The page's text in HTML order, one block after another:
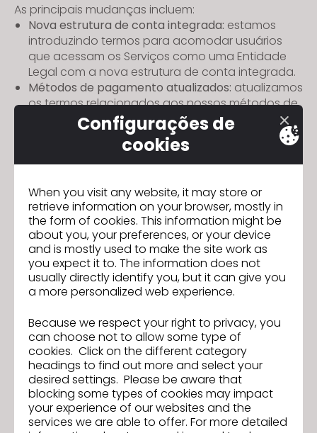
As principais mudanças incluem:
Nova estrutura de conta integrada: estamos
introduzindo termos para acomodar usuários
que acessam os Serviços como uma Entidade
Legal com a nova estrutura de conta integrada.
Métodos de pagamento atualizados: atualizamos
os termos relacionados aos nossos métodos de
pagamento para oferecer opções mais flexíveis
para nossos usuários.
Seu uso continuado do Serviço após a Data Efetiva
Obrigado por seu apoio contínuo e por ser um
usuário valioso do CLO.
Anterior
Join us for the CLO 2024.2 New
Features Webinar!
Básica
IR PARA A LISTA
Configurações de
cookies
When you visit any website, it may store or
retrieve information on your browser, mostly in
the form of cookies. This information might be
about you, your preferences, or your device
and is mostly used to make the site work as
you expect it to. The information does not
usually directly identify you, but it can give you
a more personalized web experience.
Because we respect your right to privacy, you
can choose not to allow some type of
cookies. Click on the different category
headings to find out more and select your
desired settings. Please be aware that
blocking some types of cookies may impact
your experience of our websites and the
services we are able to offer. For more detailed